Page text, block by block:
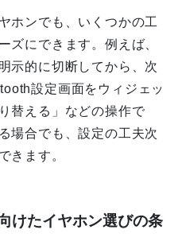
ホンでも、いくつかの工
ズにできます。例えば、
示的に切断してから、次
設定画面をウィジェッ
替える」などの操作で
場合でも、設定の工夫次
きます。
けたイヤホン選びの条